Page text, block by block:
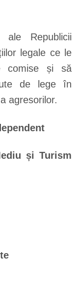
Republicii
legale ce le
comise și să
de lege în
agresorilor.
și Turism